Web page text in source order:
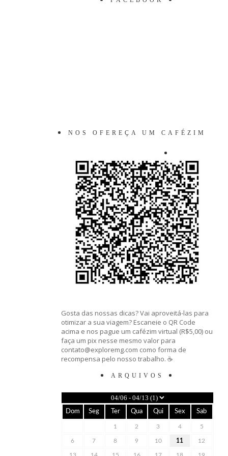
NOS OFEREÇA UM CAFÉZIM
Gosta das nossas dicas? Vai aproveitá-las para
otimizar a sua viagem? Escaneie o QR Code
acima e nos pague um cafézim virtual (R$5,00) ou
faça um pix nesse mesmo valor para
contato@exploremg.com como forma de
recompensa pelo nosso trabalho. ☕️
ARQUIVOS
Dom Seg Ter Qua Qui Sex Sab
1 2 3 4 5
6 7 8 9 10 11 12